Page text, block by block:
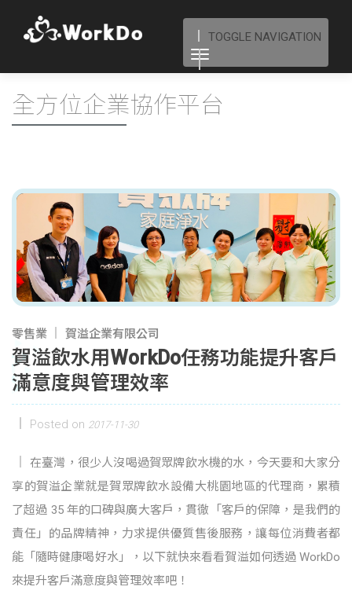
TOGGLE NAVIGATION
全方位企業協作平台
零售業 賀溢企業有限公司
賀溢飲水用WorkDo任務功能提升客戶
滿意度與管理效率
Posted on 2017-11-30
在臺灣，很少人沒喝過賀眾牌飲水機的水，今天要和大家分
享的賀溢企業就是賀眾牌飲水設備大桃園地區的代理商，累積
了超過 35 年的口碑與廣大客戶，貫徹「客戶的保障，是我們的
責任」的品牌精神，力求提供優質售後服務，讓每位消費者都
能「隨時健康喝好水」，以下就快來看看賀溢如何透過 WorkDo
來提升客戶滿意度與管理效率吧！